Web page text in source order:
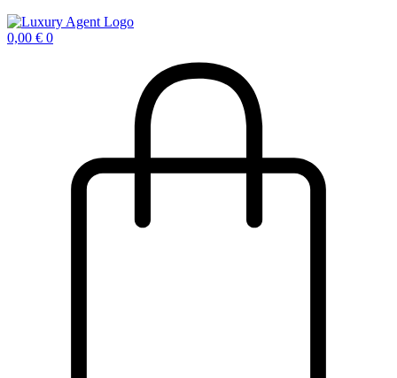
0,00 € 0